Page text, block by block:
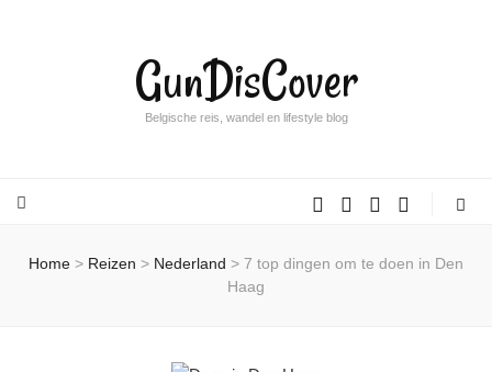
GunDisCover
Belgische reis, wandel en lifestyle blog
Home > Reizen > Nederland > 7 top dingen om te doen in Den
Haag